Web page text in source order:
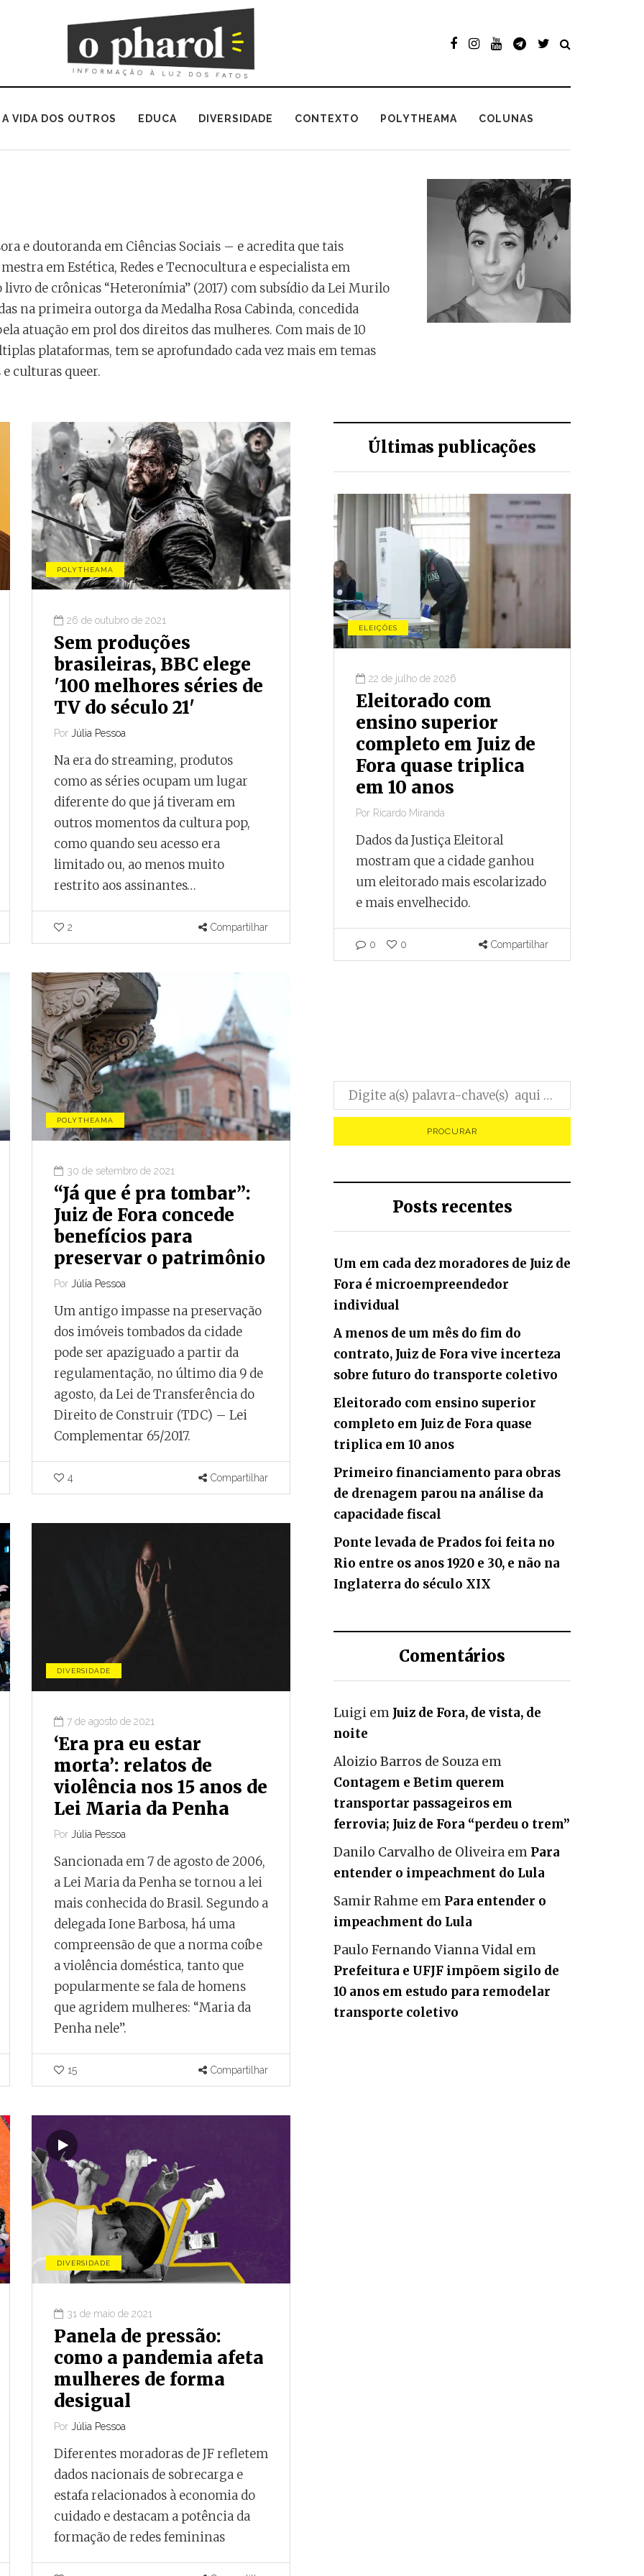
A VIDA DOS OUTROS EDUCA DIVERSIDADE CONTEXTO POLYTHEAMA COLUNAS
e doutoranda em Ciências Sociais – e acredita que tais
em Estética, Redes e Tecnocultura e especialista em
livro de crônicas “Heteronímia” (2017) com subsídio da Lei Murilo
na primeira outorga da Medalha Rosa Cabinda, concedida
atuação em prol dos direitos das mulheres. Com mais de 10
plataformas, tem se aprofundado cada vez mais em temas
culturas queer.
POLYTHEAMA
26 de outubro de 2021
Sem produções
brasileiras, BBC elege
'100 melhores séries de
TV do século 21'
Por Júlia Pessoa
Na era do streaming, produtos
como as séries ocupam um lugar
diferente do que já tiveram em
outros momentos da cultura pop,
como quando seu acesso era
limitado ou, ao menos muito
restrito aos assinantes…
2 Compartilhar
POLYTHEAMA
30 de setembro de 2021
“Já que é pra tombar”:
Juiz de Fora concede
benefícios para
preservar o patrimônio
Por Júlia Pessoa
Um antigo impasse na preservação
dos imóveis tombados da cidade
pode ser apaziguado a partir da
regulamentação, no último dia 9 de
agosto, da Lei de Transferência do
Direito de Construir (TDC) – Lei
Complementar 65/2017.
4 Compartilhar
DIVERSIDADE
7 de agosto de 2021
‘Era pra eu estar
morta’: relatos de
violência nos 15 anos de
Lei Maria da Penha
Por Júlia Pessoa
Sancionada em 7 de agosto de 2006,
a Lei Maria da Penha se tornou a lei
mais conhecida do Brasil. Segundo a
delegada Ione Barbosa, há uma
compreensão de que a norma coíbe
a violência doméstica, tanto que
popularmente se fala de homens
que agridem mulheres: “Maria da
Penha nele”.
15 Compartilhar
DIVERSIDADE
31 de maio de 2021
Panela de pressão:
como a pandemia afeta
mulheres de forma
desigual
Por Júlia Pessoa
Diferentes moradoras de JF refletem
dados nacionais de sobrecarga e
estafa relacionados à economia do
cuidado e destacam a potência da
formação de redes femininas
Últimas publicações
de
registra
3 de agosto de 2026
A menos de um mês
Juiz de Fora vive
incerteza sobre
futuro do transporte
coletivo
Para TCE-MG, riscos de
prosseguir com a licitação
decorrentes de sua paralisação.
ELEIÇÕES
22 de julho de 2026
Eleitorado com
ensino superior
completo em Juiz de
Fora quase triplica
em 10 anos
Por Ricardo Miranda
Dados da Justiça Eleitoral
mostram que a cidade ganhou
um eleitorado mais escolarizado
e mais envelhecido.
0 0 Compartilhar
Posts recentes
Um em cada dez moradores de Juiz de
Fora é microempreendedor
individual
A menos de um mês do fim do
contrato, Juiz de Fora vive incerteza
sobre futuro do transporte coletivo
Eleitorado com ensino superior
completo em Juiz de Fora quase
triplica em 10 anos
Primeiro financiamento para obras
de drenagem parou na análise da
capacidade fiscal
Ponte levada de Prados foi feita no
Rio entre os anos 1920 e 30, e não na
Inglaterra do século XIX
Comentários
Luigi em Juiz de Fora, de vista, de
noite
Aloizio Barros de Souza em
Contagem e Betim querem
transportar passageiros em
ferrovia; Juiz de Fora “perdeu o trem”
Danilo Carvalho de Oliveira em Para
entender o impeachment do Lula
Samir Rahme em Para entender o
impeachment do Lula
Paulo Fernando Vianna Vidal em
Prefeitura e UFJF impõem sigilo de
10 anos em estudo para remodelar
transporte coletivo